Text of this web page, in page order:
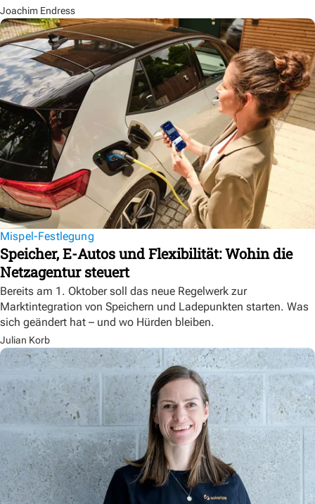
Joachim Endress
Mispel-Festlegung
Speicher, E-Autos und Flexibilität: Wohin die
Netzagentur steuert
Bereits am 1. Oktober soll das neue Regelwerk zur
Marktintegration von Speichern und Ladepunkten starten. Was
sich geändert hat – und wo Hürden bleiben.
Julian Korb